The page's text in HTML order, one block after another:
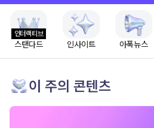
인터랙티브
스탠다드 인사이트 아폭뉴스
이 주의 콘텐츠